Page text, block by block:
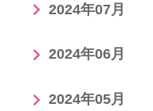
2024年07月
2024年06月
2024年05月